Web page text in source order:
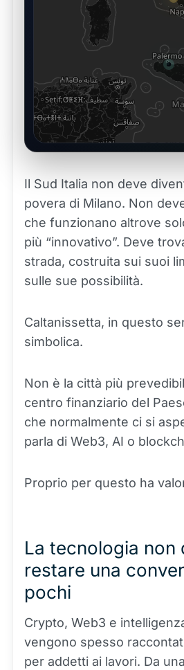
Il Sud Italia non deve
povera di Milano. Non
che funzionano altrove
più “innovativo”. Deve
strada, costruita sui suoi
sulle sue possibilità.
Caltanissetta, in questo
simbolica.
Non è la città più
centro finanziario del
che normalmente ci si
parla di Web3, AI o
Proprio per questo ha
La tecnologia non
restare una
pochi
Crypto, Web3 e
vengono spesso
per addetti ai lavori. Da